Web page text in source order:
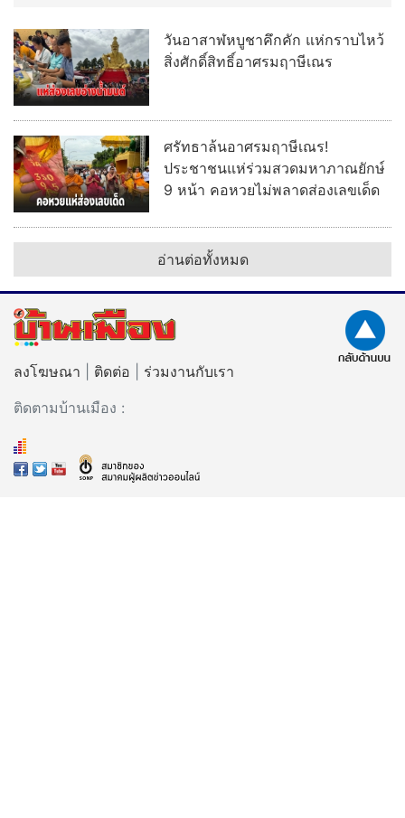
วันอาสาฬหบูชาคึกคัก แห่กราบไหว้
สิ่งศักดิ์สิทธิ์อาศรมฤาษีเณร
ศรัทธาล้นอาศรมฤาษีเณร!
ประชาชนแห่ร่วมสวดมหาภาณยักษ์
9 หน้า คอหวยไม่พลาดส่องเลขเด็ด
อ่านต่อทั้งหมด
ลงโฆษณา ติดต่อ
ร่วมงานกับเรา
ติดตามบ้านเมือง :